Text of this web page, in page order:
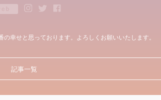
幸せと思っております。よろしくお願いいたします。
記事一覧